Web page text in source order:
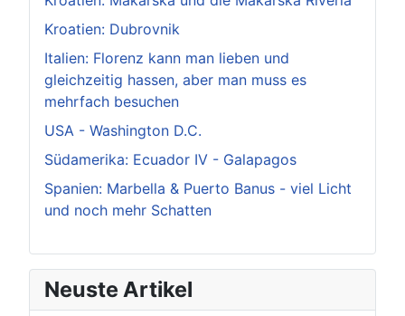
Kroatien: Dubrovnik
Italien: Florenz kann man lieben und
gleichzeitig hassen, aber man muss es
mehrfach besuchen
USA - Washington D.C.
Südamerika: Ecuador IV - Galapagos
Spanien: Marbella & Puerto Banus - viel Licht
und noch mehr Schatten
Neuste Artikel